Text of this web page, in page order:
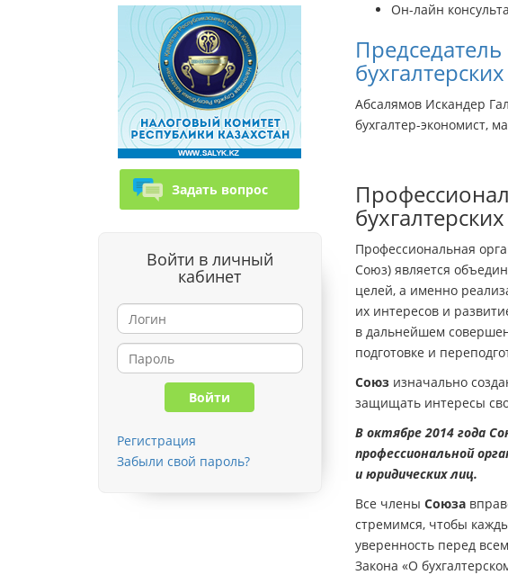
Задать вопрос
Войти в личный
кабинет
Регистрация
Забыли свой пароль?
Он-лайн
Абсалямов Искандер
бухгалтер-экономист,
Профессиональная
Союз) является
целей, а именно
их интересов и
в дальнейшем
подготовке и
Союзизначально
защищать интересы
В октябре 2014 года
профессиональной
и юридических лиц.
Все члены Союза
стремимся, чтобы
уверенность перед
Закона «О